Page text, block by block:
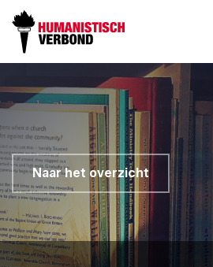
Naar het overzicht